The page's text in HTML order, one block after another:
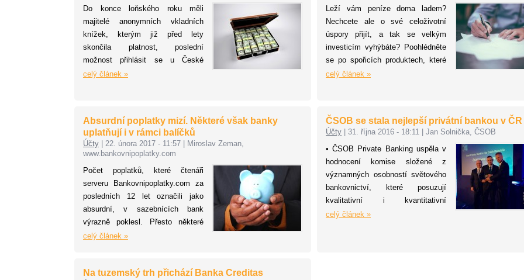
poté, co změnila jméno a vstoupila
na Burzu cenných papíru Praha.
Do konce loňského roku měli
majitelé anonymních vkladních
knížek, kterým již před lety
skončila platnost, poslední
možnost přihlásit se u České
spořitelny o své peníze. Spořitelně
jediný případ, kdy se můžeme
setkat se zapomenutými penězi,
respektive s majetkem, ke kterému
na několik obvyklých příkladů.
celý článek »
Leží vám peníze doma ladem?
Nechcete ale o své celoživotní
úspory přijít, a tak se velkým
investicím vyhýbáte? Poohlédněte
se po spořicích produktech, které
vám peníze bezpečně zhodnotí.
celý článek »
Absurdní poplatky mizí. Některé však banky
uplatňují i v rámci balíčků
Účty 22. února 2017 - 11:57
Miroslav Zeman,
www.bankovnipoplatky.com
Počet poplatků, které čtenáři
serveru Bankovnipoplatky.com za
posledních 12 let označili jako
absurdní, v sazebnících bank
výrazně poklesl. Přesto některé
absurdní poplatky nalezneme
uplatňují pět absurdních poplatků,
celý článek »
ČSOB se stala nejlepší privátní bankou v ČR
Účty 31. října 2016 - 18:11
Jan Solnička, ČSOB
• ČSOB Private Banking uspěla v
hodnocení komise složené z
významných osobností světového
bankovnictví, které posuzují
kvalitativní i kvantitativní
ukazatele.
celý článek »
Na tuzemský trh přichází Banka Creditas